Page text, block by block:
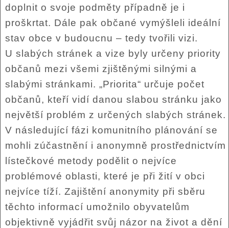
doplnit o svoje podměty případně je i
proškrtat. Dále pak občané vymýšleli ideální
stav obce v budoucnu – tedy tvořili vizi.
U slabých stránek a vize byly určeny priority
občanů mezi všemi zjištěnými silnými a
slabými stránkami. „Priorita“ určuje počet
občanů, kteří vidí danou slabou stránku jako
největší problém z určených slabých stránek.
V následující fázi komunitního plánování se
mohli zúčastnění i anonymně prostřednictvím
lístečkové metody podělit o nejvíce
problémové oblasti, které je při žití v obci
nejvíce tíží. Zajištění anonymity při sběru
těchto informací umožnilo obyvatelům
objektivně vyjádřit svůj názor na život a dění